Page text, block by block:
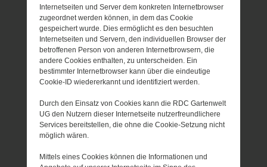
Internetseiten und Server dem konkreten Internetbrowser
zugeordnet werden können, in dem das Cookie
gespeichert wurde. Dies ermöglicht es den besuchten
Internetseiten und Servern, den individuellen Browser der
betroffenen Person von anderen Internetbrowsern, die
andere Cookies enthalten, zu unterscheiden. Ein
bestimmter Internetbrowser kann über die eindeutige
Cookie-ID wiedererkannt und identifiziert werden.
Durch den Einsatz von Cookies kann die RDC Gartenwelt
UG den Nutzern dieser Internetseite nutzerfreundlichere
Services bereitstellen, die ohne die Cookie-Setzung nicht
möglich wären.
Mittels eines Cookies können die Informationen und